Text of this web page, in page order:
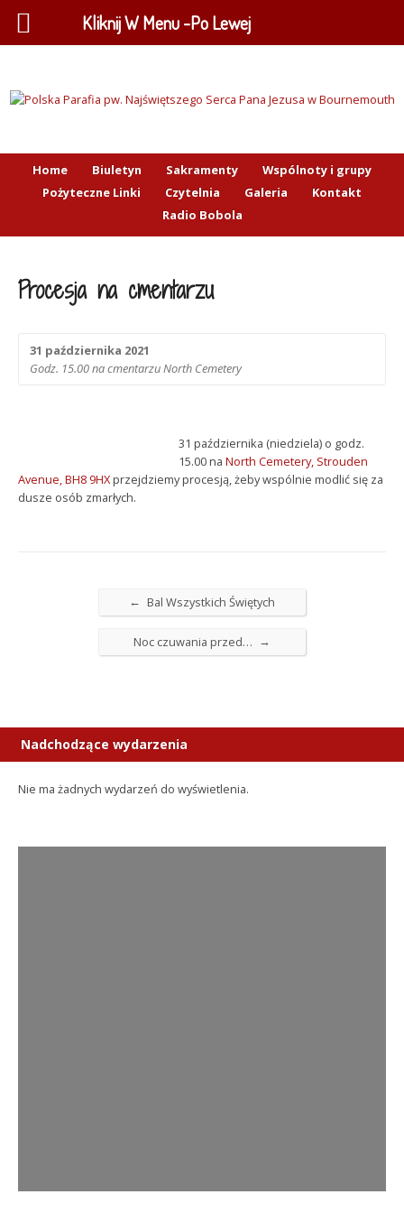
Home Biuletyn Sakramenty
Wspólnoty i grupy
Pożyteczne Linki
Czytelnia Galeria
Kontakt
Radio Bobola
Procesja na cmentarzu
31 października 2021
Godz. 15.00 na cmentarzu North Cemetery
31 października (niedziela) o godz.
15.00 na North Cemetery, Strouden
Avenue, BH8 9HXprzejdziemy procesją, żeby wspólnie modlić się za
dusze osób zmarłych.
← Bal Wszystkich Świętych
Noc czuwania przed… →
Nadchodzące wydarzenia
Nie ma żadnych wydarzeń do wyświetlenia.
Kliknij W Menu -Po Lewej